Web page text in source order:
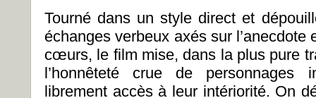
Tourné dans un style direct et
échanges verbeux axés sur l’anecdote
cœurs, le film mise, dans la plus pure
l’honnêteté crue de personnages
librement accès à leur intériorité. On